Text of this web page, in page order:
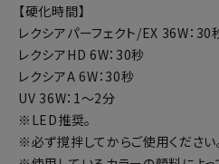
【硬化時間】
レクシアパーフェクト/EX 36W：30
レクシアHD 6W：30秒
レクシアA 6W：30秒
UV 36W：1～2分
※LED推奨。
※必ず撹拌してからご使用ください